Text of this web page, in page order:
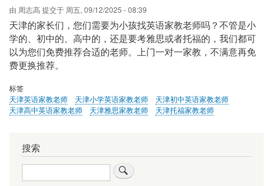
由 周志高提交于 周五, 09/12/2025 - 08:39
天津的家长们，您们需要为小孩找英语家教老师吗？不管是小
学的、初中的、高中的，还是要考雅思或者托福的，我们都可
以为您们免费推荐合适的老师。上门一对一家教，不满意再免
费更换推荐。
标签
天津英语家教老师
天津小学英语家教老师
天津初中英语家教老师
天津高中英语家教老师
天津雅思家教老师 天津托福家教老师
搜索
搜
索